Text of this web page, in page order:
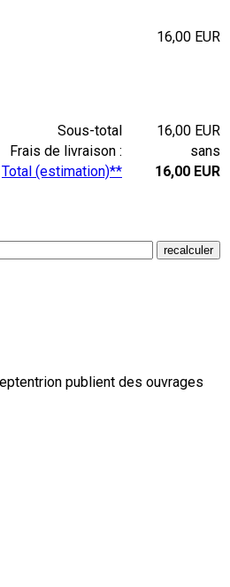
16,00 EUR
Sous-total
16,00 EUR
Frais de livraison :
sans
Total (estimation)**
16,00 EUR
publient des ouvrages